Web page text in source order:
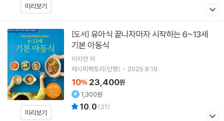
미리보기
미리보기
[도서]
기본 아동식
이지연 저
레시피팩토리(단행)
2025.8.19.
10% 23,400원
1,300원
10.0 (21)